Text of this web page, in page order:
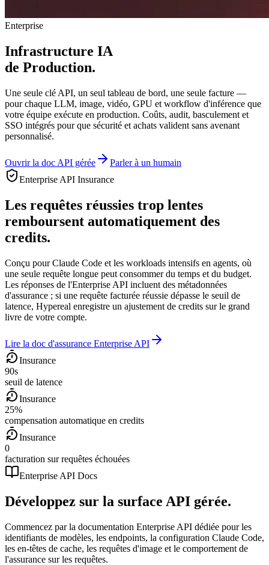
Enterprise
Infrastructure IA
de Production.
Une seule clé API, un seul tableau de bord, une seule facture —
pour chaque LLM, image, vidéo, GPU et workflow d'inférence que
votre équipe exécute en production. Coûts, audit, basculement et
SSO intégrés pour que sécurité et achats valident sans avenant
personnalisé.
Ouvrir la doc API gérée
Parler à un humain
Enterprise API Insurance
Les requêtes réussies trop lentes
remboursent automatiquement des
credits.
Conçu pour Claude Code et les workloads intensifs en agents, où
une seule requête longue peut consommer du temps et du budget.
Les réponses de l'Enterprise API incluent des métadonnées
d'assurance ; si une requête facturée réussie dépasse le seuil de
latence, Hypereal enregistre un ajustement de credits sur le grand
livre de votre compte.
Lire la doc d'assurance Enterprise API
Insurance
90s
seuil de latence
Insurance
25%
compensation automatique en credits
Insurance
0
facturation sur requêtes échouées
Enterprise API Docs
Développez sur la surface API gérée.
Commencez par la documentation Enterprise API dédiée pour les
identifiants de modèles, les endpoints, la configuration Claude Code,
les en-têtes de cache, les requêtes d'image et le comportement de
l'assurance sur les requêtes.